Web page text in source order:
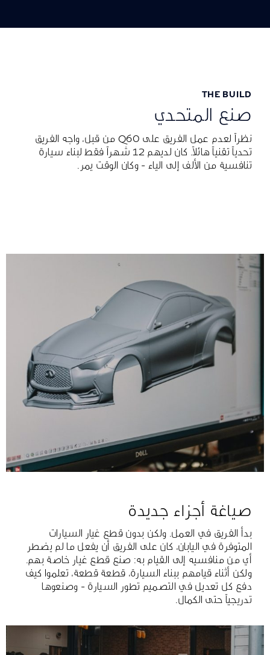
THE BUILD
صنع المتحدي
نظراً لعدم عمل الفريق على Q60 من قبل، واجه الفريق
تحدياً تقنياً هائلاً. كان لديهم 12 شهراً فقط لبناء سيارة
تنافسية من الألف إلى الياء - وكان الوقت يمر.
صياغة أجزاء جديدة
بدأ الفريق في العمل. ولكن بدون قطع غيار السيارات
المتوفرة في اليابان، كان على الفريق أن يفعل ما لم يضطر
أي من منافسيه إلى القيام به: صنع قطع غيار خاصة بهم.
ولكن أثناء قيامهم ببناء السيارة، قطعة قطعة، تعلموا كيف
دفع كل تعديل في التصميم تطور السيارة - وصنعوها
تدريجياً حتى الكمال.